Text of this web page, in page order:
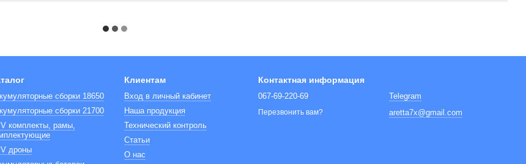
сборки 18650
сборки 21700
комплекты, рамы,
дроны
Клиентам
Вход в личный кабинет
Наша продукция
Технический контроль
Cтатьи
О нас
Контактная информация
067-69-220-69
Перезвонить вам?
Telegram
aretta7x@gmail.com